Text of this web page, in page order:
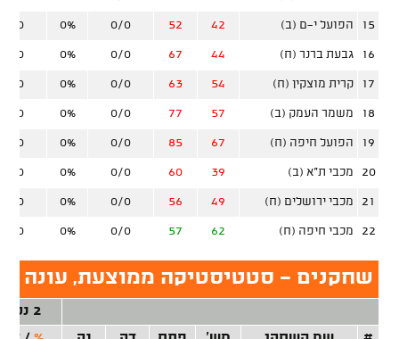
15 הפועל י-ם (ב) 42
52
0/0
0%
0/0
16 גבעת ברנר (ח) 44
67
0/0
0%
0/0
17 קרית מוצקין (ח) 54
63
0/0
0%
0/0
18 משמר העמק (ב) 57
77
0/0
0%
0/0
19 הפועל חיפה (ח) 67
85
0/0
0%
0/0
20 מכבי ת"א (ב) 39
60
0/0
0%
0/0
21 מכבי ירושלים (ח) 49
56
0/0
0%
0/0
22 מכבי חיפה (ח) 62
57
0/0
0%
0/0
שחקנים - סטטיסטיקה ממוצעת, עונה
2 נק'